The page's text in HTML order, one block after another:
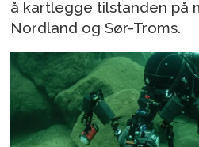
å kartlegge tilstanden på
Nordland og Sør-Troms.